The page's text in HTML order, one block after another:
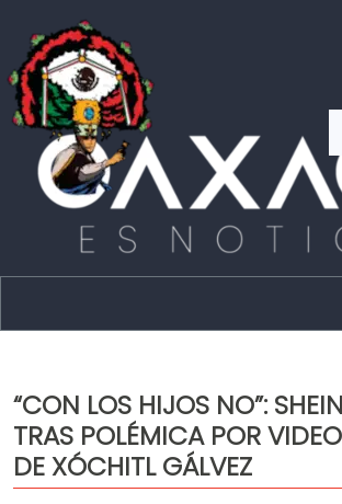
Capital
Policíaca
Cultura
“CON LOS HIJOS NO”:
TRAS POLÉMICA POR
DE XÓCHITL GÁLVEZ